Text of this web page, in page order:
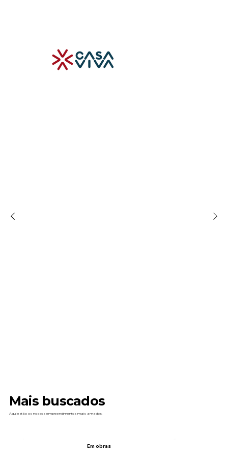
Mais buscados
Aqui estão os nossos empreendimentos mais amados.
Em obras